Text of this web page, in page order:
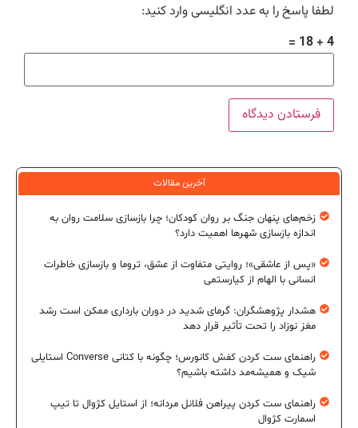
لطفا پاسخ را به عدد انگلیسی وارد کنید:
4 + 18 =
آخرین مقالات
زخم‌های پنهان جنگ بر روان کودکان؛ چرا بازسازی سلامت روان به
اندازه بازسازی شهرها اهمیت دارد؟
«پس از عاشقی»؛ روایتی متفاوت از عشق، تروما و بازسازی خاطرات
انسانی با الهام از کیارستمی
هشدار پژوهشگران: گرمای شدید در دوران بارداری ممکن است رشد
مغز نوزاد را تحت تأثیر قرار دهد
راهنمای ست کردن کفش کانورس؛ چگونه با کتانی Converse استایلی
شیک و همیشه‌مد داشته باشیم؟
راهنمای ست کردن پیراهن فلانل مردانه؛ از استایل کژوال تا تیپ
اسمارت کژوال